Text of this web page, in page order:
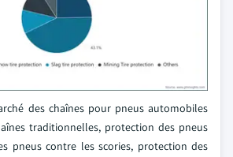
des chaînes pour pneus automobiles
traditionnelles, protection des pneus
pneus contre les scories, protection des